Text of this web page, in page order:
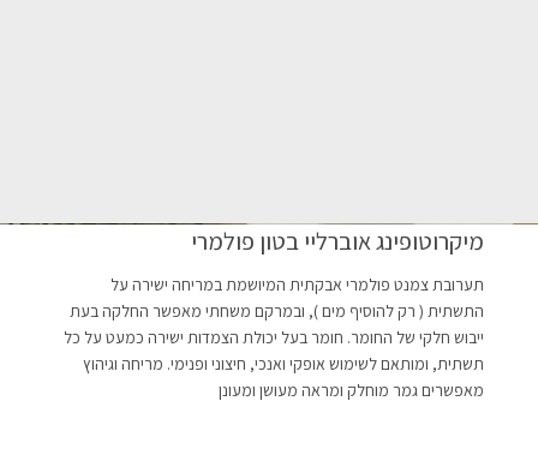
מיקרוטופינג אוברליי בטון פולמרי
תערובת צמנט פולמרי אבקתית המיושמת במריחה ישירה על
התשתית ( רק להוסיף מים ), ובמרקם משחתי מאפשר החלקה בעת
ייבוש חלקי של החומר. חומר בעל יכולת הצמדות ישירה כמעט על כל
תשתית, ומותאם לשימוש אופקי ואנכי, חיצוני ופנימי. מריחה וגיהוץ
מאפשרים גמר מוחלק ומראה מעושן ומעונן